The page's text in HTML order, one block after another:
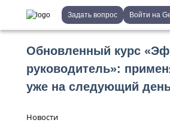
Задать вопрос Войти на
Обновленный курс
руководитель»:
уже на следующий
Новости